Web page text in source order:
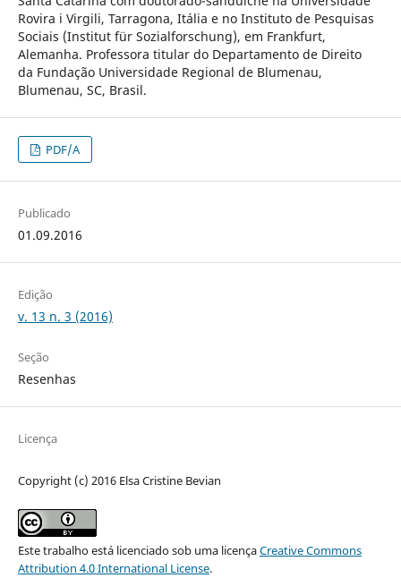
Rovira i Virgili, Tarragona, Itália e no Instituto de Pesquisas
Sociais (Institut für Sozialforschung), em Frankfurt,
Alemanha. Professora titular do Departamento de Direito
da Fundação Universidade Regional de Blumenau,
Blumenau, SC, Brasil.
PDF/A
Publicado
01.09.2016
Edição
v. 13 n. 3 (2016)
Seção
Resenhas
Licença
Copyright (c) 2016 Elsa Cristine Bevian
Este trabalho está licenciado sob uma licençaCreative Commons
Attribution 4.0 International License.